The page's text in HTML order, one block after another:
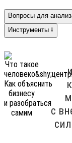
Вопросы для
Инструменты ⭣
с